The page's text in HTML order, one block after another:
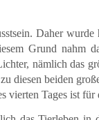
Daher
Grund nahm
nämlich das
diesen beiden
Tages ist für